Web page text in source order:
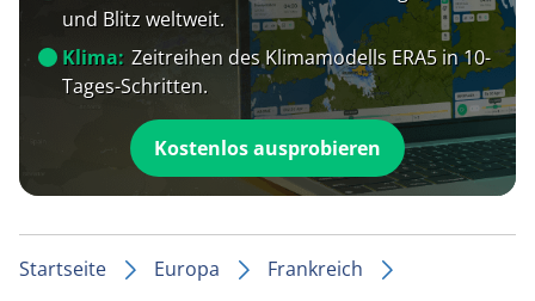
und Blitz weltweit.
Klima: Zeitreihen des Klimamodells ERA5 in 10-
Tages-Schritten.
Kostenlos ausprobieren
Startseite Europa
Frankreich